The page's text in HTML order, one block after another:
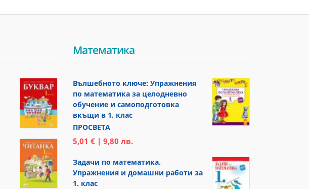
Математика
Вълшебното ключе: Упражнения
по математика за целодневно
обучение и самоподготовка
вкъщи в 1. клас
ПРОСВЕТА
5,01 € | 9,80 лв.
Задачи по математика.
Упражнения и домашни работи за
1. клас